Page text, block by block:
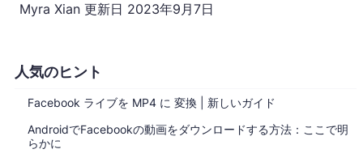
人気のヒント
Facebook ライブを MP4 に 変換 | 新しいガイド
AndroidでFacebookの動画をダウンロードする方法：ここで明
らかに
Myra Xian 更新日 2023年9月7日